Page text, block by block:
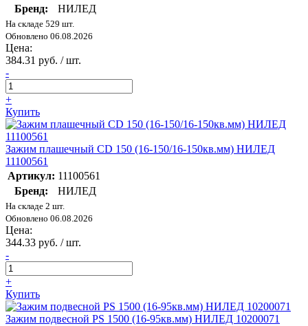
Бренд:
НИЛЕД
На складе 529 шт.
Обновлено 06.08.2026
Цена:
384.31 руб. / шт.
-
+
Купить
Зажим плашечный CD 150 (16-150/16-150кв.мм) НИЛЕД
11100561
Артикул: 11100561
Бренд:
НИЛЕД
На складе 2 шт.
Обновлено 06.08.2026
Цена:
344.33 руб. / шт.
-
+
Купить
Зажим подвесной PS 1500 (16-95кв.мм) НИЛЕД 10200071